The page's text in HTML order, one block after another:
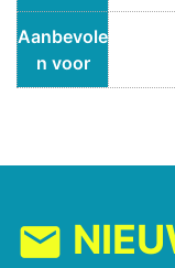
Aanbevole
n voor
mail